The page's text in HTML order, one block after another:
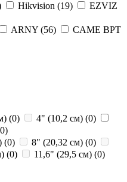
Hikvision (19)
EZVIZ
ARNY (56)
CAME BPT
(0) 4" (10,2 см) (0)
0)
(0) 8" (20,32 см) (0)
(0) 11,6" (29,5 см) (0)